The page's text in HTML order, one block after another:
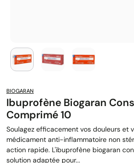
BIOGARAN
Ibuprofène Biogaran
Comprimé 10
Soulagez efficacement vos douleurs et
médicament anti-inflammatoire non
action rapide. L'ibuprofène biogaran
solution adaptée pour...